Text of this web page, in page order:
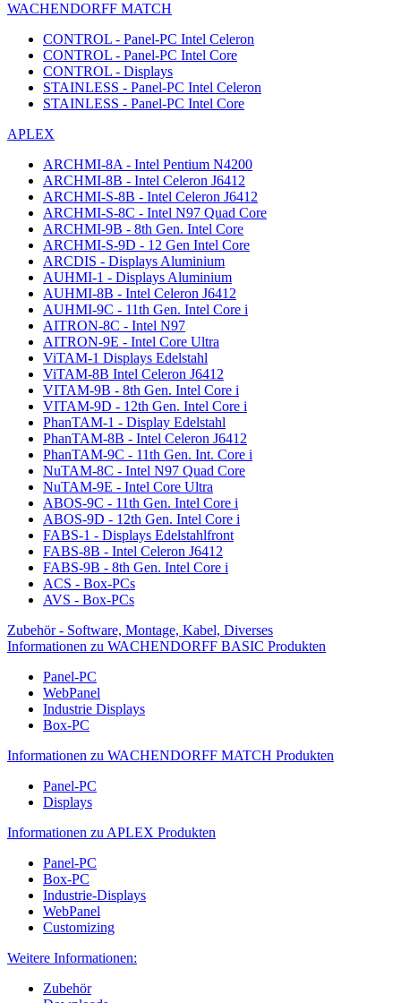
WACHENDORFF MATCH
CONTROL - Panel-PC Intel Celeron
CONTROL - Panel-PC Intel Core
CONTROL - Displays
STAINLESS - Panel-PC Intel Celeron
STAINLESS - Panel-PC Intel Core
APLEX
ARCHMI-8A - Intel Pentium N4200
ARCHMI-8B - Intel Celeron J6412
ARCHMI-S-8B - Intel Celeron J6412
ARCHMI-S-8C - Intel N97 Quad Core
ARCHMI-9B - 8th Gen. Intel Core
ARCHMI-S-9D - 12 Gen Intel Core
ARCDIS - Displays Aluminium
AUHMI-1 - Displays Aluminium
AUHMI-8B - Intel Celeron J6412
AUHMI-9C - 11th Gen. Intel Core i
AITRON-8C - Intel N97
AITRON-9E - Intel Core Ultra
ViTAM-1 Displays Edelstahl
ViTAM-8B Intel Celeron J6412
VITAM-9B - 8th Gen. Intel Core i
VITAM-9D - 12th Gen. Intel Core i
PhanTAM-1 - Display Edelstahl
PhanTAM-8B - Intel Celeron J6412
PhanTAM-9C - 11th Gen. Int. Core i
NuTAM-8C - Intel N97 Quad Core
NuTAM-9E - Intel Core Ultra
ABOS-9C - 11th Gen. Intel Core i
ABOS-9D - 12th Gen. Intel Core i
FABS-1 - Displays Edelstahlfront
FABS-8B - Intel Celeron J6412
FABS-9B - 8th Gen. Intel Core i
ACS - Box-PCs
AVS - Box-PCs
Zubehör - Software, Montage, Kabel, Diverses
Informationen zu WACHENDORFF BASIC Produkten
Panel-PC
WebPanel
Industrie Displays
Box-PC
Informationen zu WACHENDORFF MATCH Produkten
Panel-PC
Displays
Informationen zu APLEX Produkten
Panel-PC
Box-PC
Industrie-Displays
WebPanel
Customizing
Weitere Informationen:
Zubehör